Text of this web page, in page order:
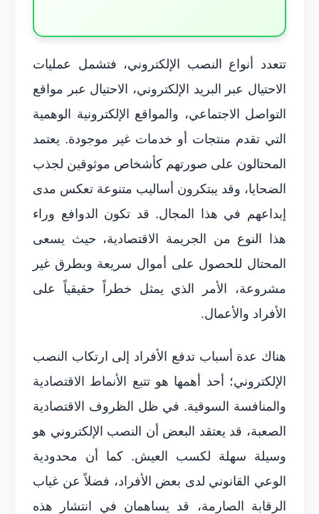
تتعدد أنواع النصب الإلكتروني، فتشمل عمليات
الاحتيال عبر البريد الإلكتروني، الاحتيال عبر مواقع
التواصل الاجتماعي، والمواقع الإلكترونية الوهمية
التي تقدم منتجات أو خدمات غير موجودة. يعتمد
المحتالون على صورتهم كأشخاص موثوقين لجذب
الضحايا، وقد يبتكرون أساليب متنوعة تعكس مدى
إبداعهم في هذا المجال. قد تكون الدوافع وراء
هذا النوع من الجريمة الاقتصادية، حيث يسعى
المحتال للحصول على أموال سريعة وبطرق غير
مشروعة، الأمر الذي يمثل خطراً حقيقياً على
الأفراد والأعمال.
هناك عدة أسباب تدفع الأفراد إلى ارتكاب النصب
الإلكتروني؛ أحد أهمها هو تتبع الأنماط الاقتصادية
والمنافسة السوقية. في ظل الظروف الاقتصادية
الصعبة، قد يعتقد البعض أن النصب الإلكتروني هو
وسيلة سهلة لكسب العيش. كما أن محدودية
الوعي القانوني لدى بعض الأفراد، فضلاً عن غياب
الرقابة الصارمة، قد يساهمان في انتشار هذه